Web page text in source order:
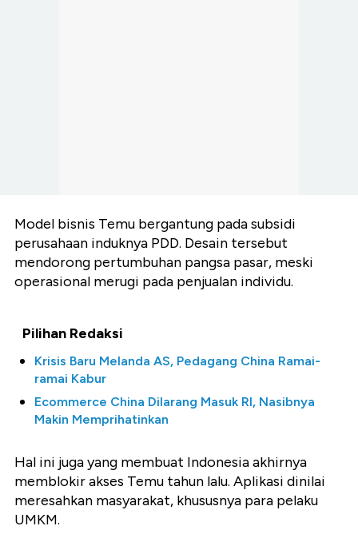
Model bisnis Temu bergantung pada subsidi
perusahaan induknya PDD. Desain tersebut
mendorong pertumbuhan pangsa pasar, meski
operasional merugi pada penjualan individu.
Pilihan Redaksi
Krisis Baru Melanda AS, Pedagang China Ramai-
ramai Kabur
Ecommerce China Dilarang Masuk RI, Nasibnya
Makin Memprihatinkan
Hal ini juga yang membuat Indonesia akhirnya
memblokir akses Temu tahun lalu. Aplikasi dinilai
meresahkan masyarakat, khususnya para pelaku
UMKM.